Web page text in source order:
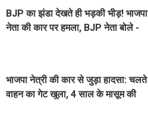
BJP का झंडा देखते ही भड़की भीड़! भाजपा
नेता की कार पर हमला, BJP नेता बोले -
भाजपा नेत्री की कार से जुड़ा हादसा: चलते
वाहन का गेट खुला, 4 साल के मासूम की